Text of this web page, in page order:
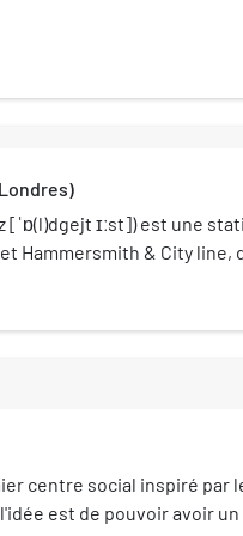
ɪːst]) est une
Hammersmith & City line,
Attention à ne pas la
centre social inspiré par
est de pouvoir avoir un